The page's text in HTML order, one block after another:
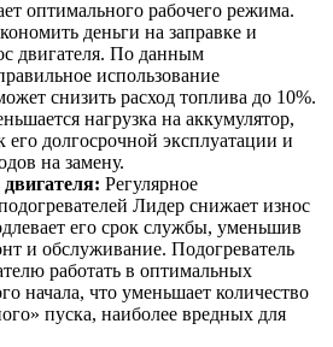
оптимального рабочего режима.
деньги на заправке и
двигателя. По данным
использование
снизить расход топлива до 10%.
нагрузка на аккумулятор,
его долгосрочной эксплуатации и
на замену.
двигателя: Регулярное
Лидер снижает износ
его срок службы, уменьшив
и обслуживание. Подогреватель
работать в оптимальных
начала, что уменьшает количество
пуска, наиболее вредных для